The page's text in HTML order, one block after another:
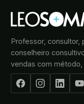
Professor, consultor,
conselheiro
vendas com método,